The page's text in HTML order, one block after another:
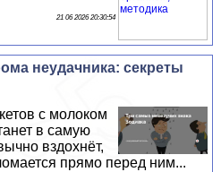
21 06 2026 20:30:54
неудачника: секреты
с молоком
в самую
вздохнёт,
прямо перед ним...